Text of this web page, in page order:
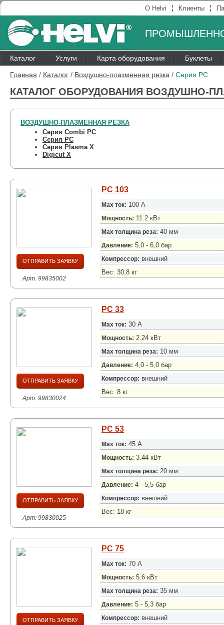
О Helvi ¦ Клиенты ¦
Каталог Услуги Карта оборудования Буклеты
Главная / Каталог / Воздушно-плазменная резка / Серия PC
КАТАЛОГ ОБОРУДОВАНИЯ ВОЗДУШНО-
ВОЗДУШНО-ПЛАЗМЕННАЯ РЕЗКА
Серия Combi PC
Серия PC
Серия Plasma X
Digicut X
ОТПРАВИТЬ ЗАЯВКУ
Арт: 99835002
PC 103
Max ток: 100 А
Мощность: 11.2 кВт
Max толщина реза: 40 мм
Давление: 5,0 - 6,0 бар
Компрессор: внешний
Вес: 30,8 кг
ОТПРАВИТЬ ЗАЯВКУ
Арт: 99830024
PC 33
Max ток: 30 А
Мощность: 2.24 кВт
Max толщина реза: 10 мм
Давление: 4,0 - 5,0 бар
Компрессор: внешний
Вес: 8 кг
ОТПРАВИТЬ ЗАЯВКУ
Арт: 99830025
PC 53
Max ток: 45 А
Мощность: 3.44 кВт
Max толщина реза: 20 мм
Давление: 4 - 5,5 бар
Компрессор: внешний
Вес: 18 кг
ОТПРАВИТЬ ЗАЯВКУ
PC 75
Max ток: 70 А
Мощность: 5.6 кВт
Max толщина реза: 35 мм
Давление: 5 - 5,3 бар
Компрессор: внешний